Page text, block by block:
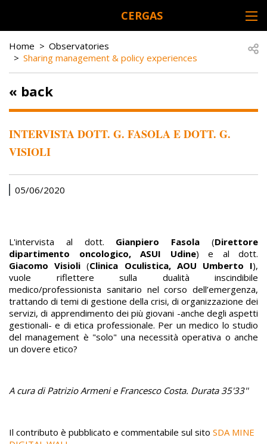
CERGAS
BREADCRUMB
Home
Observatories
Sharing management & policy experiences
« back
INTERVISTA DOTT. G. FASOLA E DOTT. G.
VISIOLI
05/06/2020
L'intervista al dott. Gianpiero Fasola (Direttore
dipartimento oncologico, ASUI Udine) e al dott.
Giacomo Visioli (Clinica Oculistica, AOU Umberto I),
vuole riflettere sulla dualità inscindibile
medico/professionista sanitario nel corso dell’emergenza,
trattando di temi di gestione della crisi, di organizzazione dei
servizi, di apprendimento dei più giovani -anche degli aspetti
gestionali- e di etica professionale. Per un medico lo studio
del management è "solo" una necessità operativa o anche
un dovere etico?
A cura di Patrizio Armeni e Francesco Costa. Durata 35'33''
Il contributo è pubblicato e commentabile sul sito SDA MINE